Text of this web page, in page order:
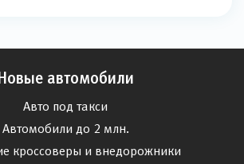
Новые автомобили
Авто под такси
Автомобили до 2 млн.
кроссоверы и внедорожники